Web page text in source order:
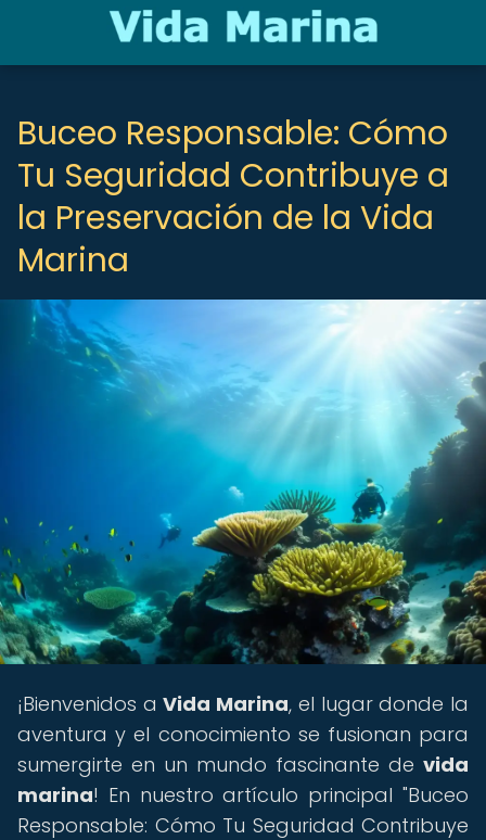
Buceo Responsable: Cómo
Tu Seguridad Contribuye a
la Preservación de la Vida
Marina
¡Bienvenidos aVida Marina, el lugar donde la
aventura y el conocimiento se fusionan para
sumergirte en un mundo fascinante de vida
marina! En nuestro artículo principal "Buceo
Responsable: Cómo Tu Seguridad Contribuye